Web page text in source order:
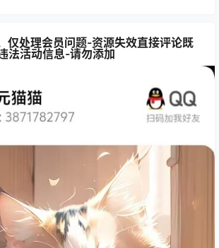
仅处理会员问题-资源失效直接评论既
法活动信息-请勿添加